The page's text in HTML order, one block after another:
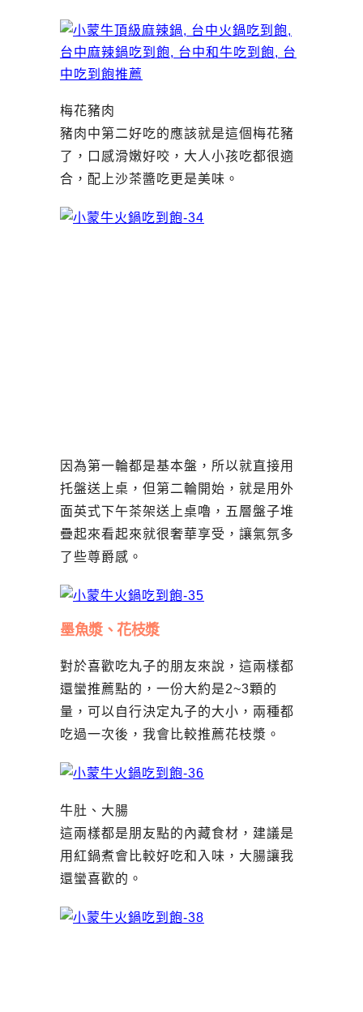
梅花豬肉
豬肉中第二好吃的應該就是這個梅花豬
了，口感滑嫩好咬，大人小孩吃都很適
合，配上沙茶醬吃更是美味。
因為第一輪都是基本盤，所以就直接用
托盤送上桌，但第二輪開始，就是用外
面英式下午茶架送上桌嚕，五層盤子堆
疊起來看起來就很奢華享受，讓氣氛多
了些尊爵感。
墨魚漿、花枝漿
對於喜歡吃丸子的朋友來說，這兩樣都
還蠻推薦點的，一份大約是2~3顆的
量，可以自行決定丸子的大小，兩種都
吃過一次後，我會比較推薦花枝漿。
牛肚、大腸
這兩樣都是朋友點的內藏食材，建議是
用紅鍋煮會比較好吃和入味，大腸讓我
還蠻喜歡的。